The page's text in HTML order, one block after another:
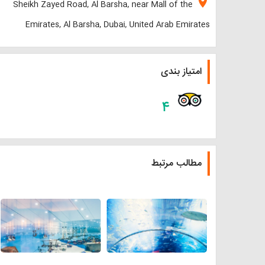
Sheikh Zayed Road, Al Barsha, near Mall of the
Emirates, Al Barsha, Dubai, United Arab Emirates
امتیاز بندی
۴
مطالب مرتبط